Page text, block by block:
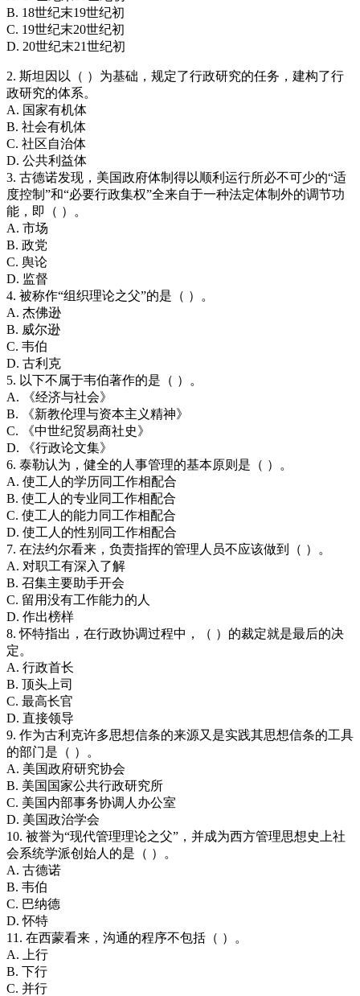
B. 18世纪末19世纪初
C. 19世纪末20世纪初
D. 20世纪末21世纪初
2. 斯坦因以（ ）为基础，规定了行政研究的任务，建构了行
政研究的体系。
A. 国家有机体
B. 社会有机体
C. 社区自治体
D. 公共利益体
3. 古德诺发现，美国政府体制得以顺利运行所必不可少的“适
度控制”和“必要行政集权”全来自于一种法定体制外的调节功
能，即（ ）。
A. 市场
B. 政党
C. 舆论
D. 监督
4. 被称作“组织理论之父”的是（ ）。
A. 杰佛逊
B. 威尔逊
C. 韦伯
D. 古利克
5. 以下不属于韦伯著作的是（ ）。
A. 《经济与社会》
B. 《新教伦理与资本主义精神》
C. 《中世纪贸易商社史》
D. 《行政论文集》
6. 泰勒认为，健全的人事管理的基本原则是（ ）。
A. 使工人的学历同工作相配合
B. 使工人的专业同工作相配合
C. 使工人的能力同工作相配合
D. 使工人的性别同工作相配合
7. 在法约尔看来，负责指挥的管理人员不应该做到（ ）。
A. 对职工有深入了解
B. 召集主要助手开会
C. 留用没有工作能力的人
D. 作出榜样
8. 怀特指出，在行政协调过程中，（ ）的裁定就是最后的决
定。
A. 行政首长
B. 顶头上司
C. 最高长官
D. 直接领导
9. 作为古利克许多思想信条的来源又是实践其思想信条的工具
的部门是（ ）。
A. 美国政府研究协会
B. 美国国家公共行政研究所
C. 美国内部事务协调人办公室
D. 美国政治学会
10. 被誉为“现代管理理论之父”，并成为西方管理思想史上社
会系统学派创始人的是（ ）。
A. 古德诺
B. 韦伯
C. 巴纳德
D. 怀特
11. 在西蒙看来，沟通的程序不包括（ ）。
A. 上行
B. 下行
C. 并行